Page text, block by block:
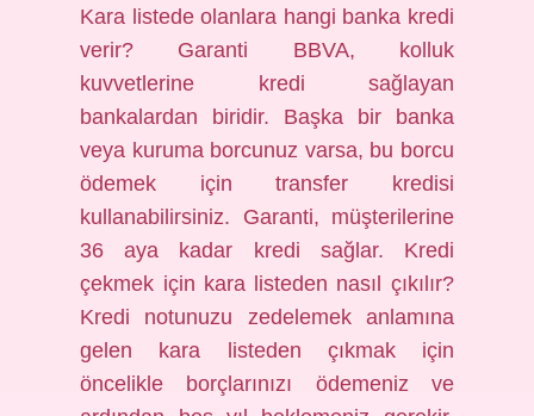
Kara listede olanlara hangi banka kredi
verir? Garanti BBVA, kolluk
kuvvetlerine kredi sağlayan
bankalardan biridir. Başka bir banka
veya kuruma borcunuz varsa, bu borcu
ödemek için transfer kredisi
kullanabilirsiniz. Garanti, müşterilerine
36 aya kadar kredi sağlar. Kredi
çekmek için kara listeden nasıl çıkılır?
Kredi notunuzu zedelemek anlamına
gelen kara listeden çıkmak için
öncelikle borçlarınızı ödemeniz ve